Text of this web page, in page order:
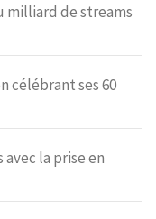
milliard de streams
célébrant ses 60
la prise en